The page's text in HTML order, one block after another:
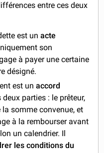
entre ces deux
est unacte
son
à payer une certaine
désigné.
est unaccord
parties : le prêteur,
somme convenue, et
à la rembourser avant
un calendrier. Il
les conditions du